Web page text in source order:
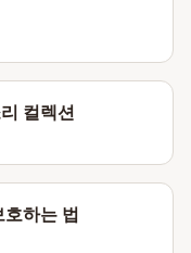
컬렉션
하는 법